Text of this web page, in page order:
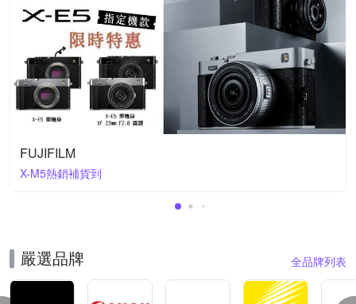
FUJIFILM
X-M5熱銷補貨到
嚴選品牌 全品牌列表